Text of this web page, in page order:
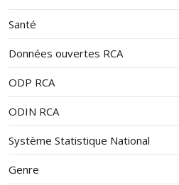
Santé
Données ouvertes RCA
ODP RCA
ODIN RCA
Système Statistique National
Genre